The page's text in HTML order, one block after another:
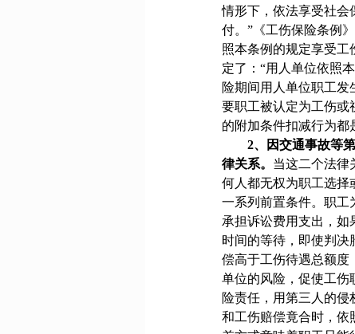
情形下，依法享受社
付。”《工伤保险条例
照本条例的规定享受工
定了：“用人单位依照
险期间用人单位职工发
要职工被认定为工伤或
的附加条件扣减行为都
2、因交通事故等
律关系。 当这二个法律
何人都无权为职工选择
一系列前置条件。职工
承担诉讼费用支出，如
时间的等待，即使判
偿高于工伤待遇总额度
单位的风险，促使工伤
险责任，用第三人的
和工伤赔偿竟合时，依